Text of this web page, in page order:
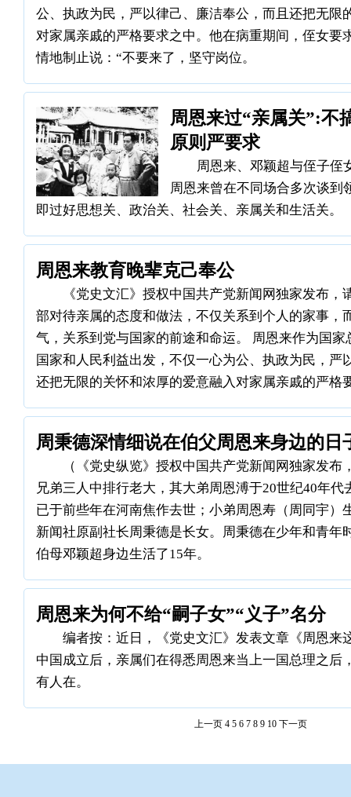
公、执政为民，严以律己、廉洁奉公，而且还把无限
对家属亲戚的严格要求之中。他在病重期间，侄女要
情地制止说：“不要来了，坚守岗位。
周恩来过“亲属关”:不
原则严要求
周恩来、邓颖超与侄子侄
周恩来曾在不同场合多次谈到
即过好思想关、政治关、社会关、亲属关和生活关。
周恩来教育晚辈克己奉公
《党史文汇》授权中国共产党新闻网独家发布，
部对待亲属的态度和做法，不仅关系到个人的家事，
气，关系到党与国家的前途和命运。 周恩来作为国
国家和人民利益出发，不仅一心为公、执政为民，严
还把无限的关怀和浓厚的爱意融入对家属亲戚的严格
周秉德深情细说在伯父周恩来身边的日
（《党史纵览》授权中国共产党新闻网独家发布
兄弟三人中排行老大，其大弟周恩溥于20世纪40年代
已于前些年在河南焦作去世；小弟周恩寿（周同宇）
新闻社原副社长周秉德是长女。周秉德在少年和青年
伯母邓颖超身边生活了15年。
周恩来为何不给“嗣子女”“义子”名分
编者按：近日，《党史文汇》发表文章《周恩来
中国成立后，亲属们在得悉周恩来当上一国总理之后
有人在。
上一页 4 5 6 7 8 9 10 下一页